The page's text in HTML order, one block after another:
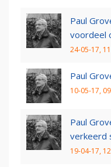
Paul
voordeel
24-05-17,
Paul
10-05-17,
Paul
verkeerd
19-04-17,